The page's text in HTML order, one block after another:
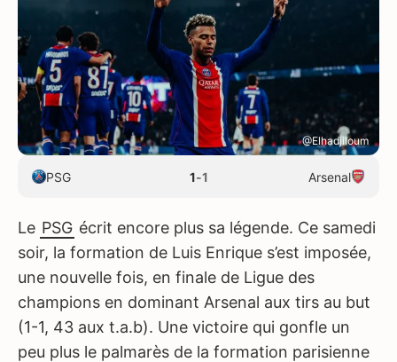
@Elhadjiloum
PSG 1-1 Arsenal
Le PSG écrit encore plus sa légende. Ce samedi
soir, la formation de Luis Enrique s’est imposée,
une nouvelle fois, en finale de Ligue des
champions en dominant Arsenal aux tirs au but
(1-1, 43 aux t.a.b). Une victoire qui gonfle un
peu plus le palmarès de la formation parisienne